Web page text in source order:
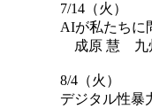
7/14（火）
AIが私たち
成原 慧 九
8/4（火）
デジタル性暴